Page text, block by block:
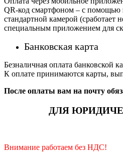
QR-код смартфоном – с помощью
стандартной камерой (сработает
специальным приложением для
Банковская карта
Безналичная оплата банковской
К оплате принимаются карты,
После оплаты вам на почту
ДЛЯ
Внимание работаем без НДС!